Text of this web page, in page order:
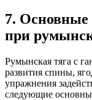
7.
при
Румынская тяга с
развития спины,
упражнения
следующие